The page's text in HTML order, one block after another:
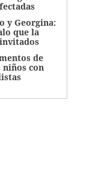
y Georgina:
que la
de
niños con